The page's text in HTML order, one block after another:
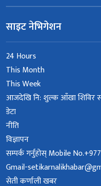
साइट नेभिगेशन
24 Hours
This Month
This Week
आजदेखि नि: शुल्क आँखा शिविर
डेटा
नीति
विज्ञापन
सम्पर्क गर्नुहोस् Mobile
Gmail-
सेती कर्णाली खबर